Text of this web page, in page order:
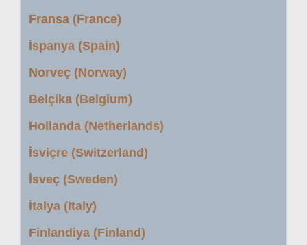
Fransa (France)
İspanya (Spain)
Norveç (Norway)
Belçika (Belgium)
Hollanda (Netherlands)
İsviçre (Switzerland)
İsveç (Sweden)
İtalya (Italy)
Finlandiya (Finland)